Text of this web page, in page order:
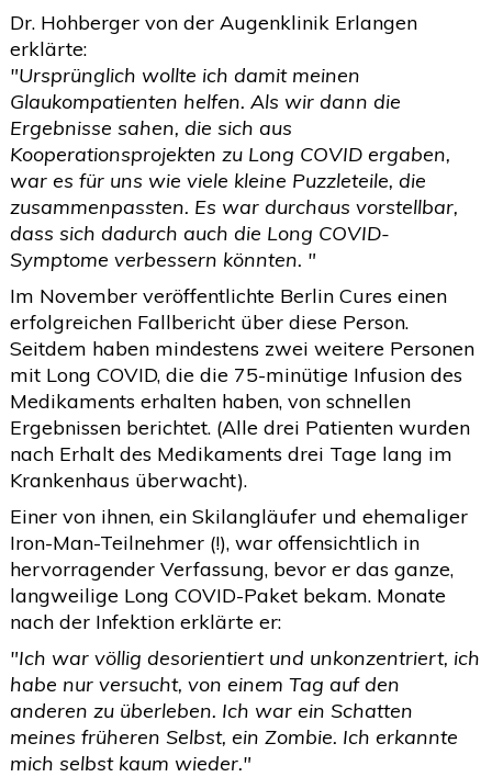
Dr. Hohberger von der Augenklinik Erlangen
erklärte:
"Ursprünglich wollte ich damit meinen
Glaukompatienten helfen. Als wir dann die
Ergebnisse sahen, die sich aus
Kooperationsprojekten zu Long COVID ergaben,
war es für uns wie viele kleine Puzzleteile, die
zusammenpassten. Es war durchaus vorstellbar,
dass sich dadurch auch die Long COVID-
Symptome verbessern könnten. "
Im November veröffentlichte Berlin Cures einen
erfolgreichen Fallbericht über diese Person.
Seitdem haben mindestens zwei weitere Personen
mit Long COVID, die die 75-minütige Infusion des
Medikaments erhalten haben, von schnellen
Ergebnissen berichtet. (Alle drei Patienten wurden
nach Erhalt des Medikaments drei Tage lang im
Krankenhaus überwacht).
Einer von ihnen, ein Skilangläufer und ehemaliger
Iron-Man-Teilnehmer (!), war offensichtlich in
hervorragender Verfassung, bevor er das ganze,
langweilige Long COVID-Paket bekam. Monate
nach der Infektion erklärte er:
"Ich war völlig desorientiert und unkonzentriert, ich
habe nur versucht, von einem Tag auf den
anderen zu überleben. Ich war ein Schatten
meines früheren Selbst, ein Zombie. Ich erkannte
mich selbst kaum wieder."